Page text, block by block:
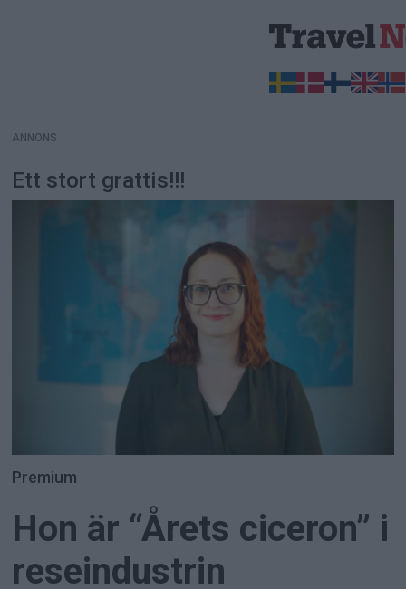
ANNONS
Ett stort grattis!!!
Premium
Hon är “Årets ciceron” i
reseindustrin